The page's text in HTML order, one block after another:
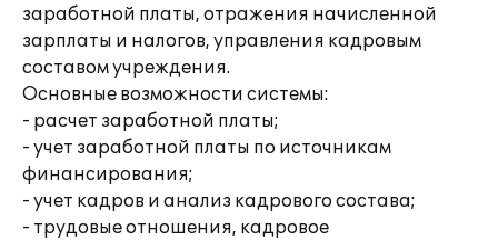
заработной платы, отражения начисленной
зарплаты и налогов, управления кадровым
составом учреждения.
Основные возможности системы:
- расчет заработной платы;
- учет заработной платы по источникам
финансирования;
- учет кадров и анализ кадрового состава;
- трудовые отношения, кадровое